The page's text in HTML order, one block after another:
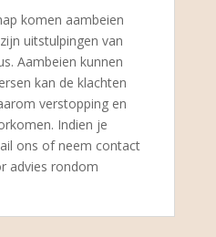
komen aambeien
uitstulpingen van
Aambeien kunnen
kan de klachten
verstopping en
Indien je
ons of neem contact
advies rondom